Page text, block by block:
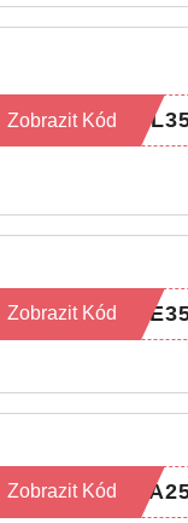
Zobrazit Kód
Zobrazit Kód
Zobrazit Kód